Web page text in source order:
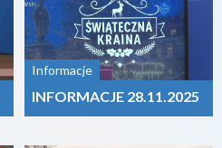
Informacje
INFORMACJE 28.11.2025